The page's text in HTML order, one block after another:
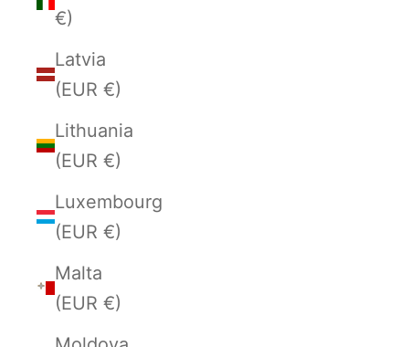
€)
Latvia
(EUR €)
Lithuania
(EUR €)
Luxembourg
(EUR €)
Malta
(EUR €)